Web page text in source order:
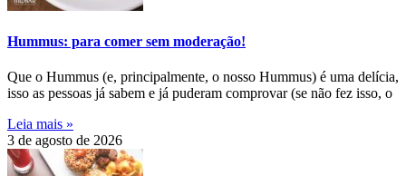
Hummus: para comer sem moderação!
Que o Hummus (e, principalmente, o nosso Hummus) é uma delícia,
isso as pessoas já sabem e já puderam comprovar (se não fez isso, o
Leia mais »
3 de agosto de 2026